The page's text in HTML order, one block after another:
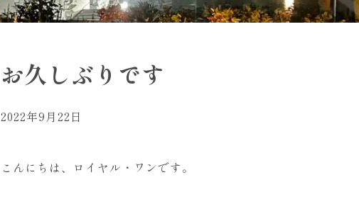
お久しぶりです
2022年9月22日
こんにちは、ロイヤル・ワンです。